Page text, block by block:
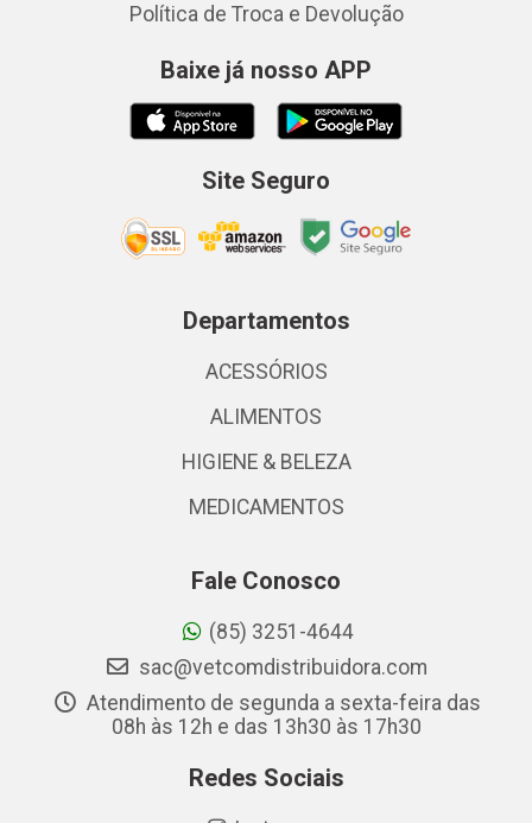
Política de Troca e Devolução
Baixe já nosso APP
Site Seguro
Departamentos
ACESSÓRIOS
ALIMENTOS
HIGIENE & BELEZA
MEDICAMENTOS
Fale Conosco
(85) 3251-4644
sac@vetcomdistribuidora.com
Atendimento de segunda a sexta-feira das
08h às 12h e das 13h30 às 17h30
Redes Sociais